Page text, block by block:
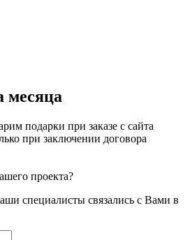
месяца
подарки при заказе с сайта
при заключении договора
проекта?
специалисты связались с Вами в